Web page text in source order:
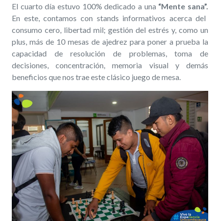
El cuarto día estuvo 100% dedicado a una “Mente sana”.
En este, contamos con stands informativos acerca del
consumo cero, libertad mil; gestión del estrés y, como un
plus, más de 10 mesas de ajedrez para poner a prueba la
capacidad de resolución de problemas, toma de
decisiones, concentración, memoria visual y demás
beneficios que nos trae este clásico juego de mesa.